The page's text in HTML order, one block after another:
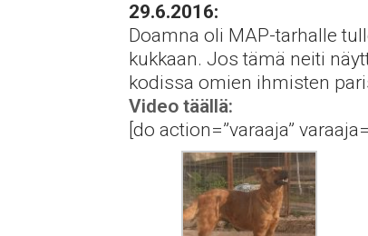
29.6.2016:
Doamna oli MAP-tarhalle
kukkaan. Jos tämä neiti
kodissa omien ihmisten
Video täällä:
[do action=”varaaja”